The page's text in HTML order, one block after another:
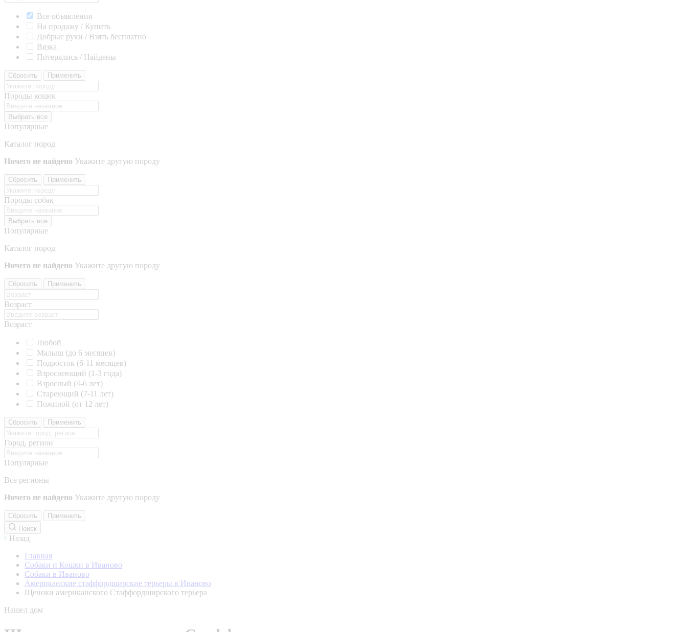
Все объявления
На продажу / Купить
Добрые руки / Взять бесплатно
Вязка
Потерялись / Найдены
Сбросить Применить
Породы кошек
Выбрать все
Популярные
Каталог пород
Ничего не найдено Укажите другую породу
Сбросить Применить
Породы собак
Выбрать все
Популярные
Каталог пород
Ничего не найдено Укажите другую породу
Сбросить Применить
Возраст
Возраст
Любой
Малыш (до 6 месяцев)
Подросток (6-11 месяцев)
Взрослеющий (1-3 года)
Взрослый (4-6 лет)
Стареющий (7-11 лет)
Пожилой (от 12 лет)
Сбросить Применить
Город, регион
Популярные
Все регионы
Ничего не найдено Укажите другую породу
Сбросить
Применить
Поиск
Назад
Главная
Собаки и Кошки в Иваново
Собаки в Иваново
Американские стаффордширские терьеры в Иваново
Щеноки американского Стаффордширского терьера
Нашел дом